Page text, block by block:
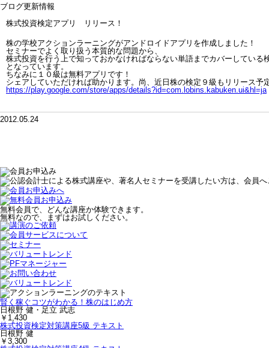
ブログ更新情報
株式投資検定アプリ リリース！
株の学校アクションラーニングがアンドロイドアプリを作成しました！
セミナーでよく取り扱う本質的な問題から、
株式投資を行う上で知っておかなければならない単語までカバーしている
となっています。
ちなみに１０級は無料アプリです！
シェアしていただければ助かります。尚、近日株の検定９級もリリース予
https://play.google.com/store/apps/details?id=com.lobins.kabuken.ui&hl=ja
2012.05.24
無料会員で、どんな講座か体験できます。
無料なので、まずはお試しください。
賢く稼ぐコツがわかる！株のはじめ方
日根野 健・足立 武志
￥1,430
株式投資検定対策講座5級 テキスト
日根野 健
￥3,300